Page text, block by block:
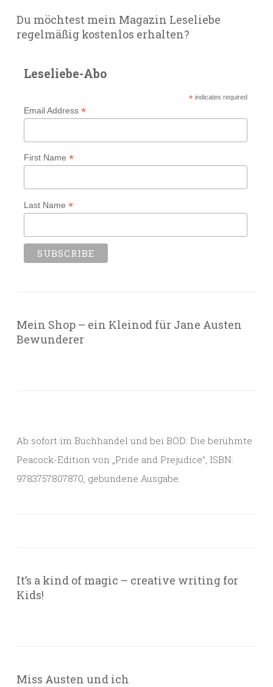
Du möchtest mein Magazin Leseliebe
regelmäßig kostenlos erhalten?
Leseliebe-Abo
*indicates required
Email Address *
First Name *
Last Name *
Mein Shop – ein Kleinod für Jane Austen
Bewunderer
Ab sofort im Buchhandel und bei BOD: Die berühmte
Peacock-Edition von „Pride and Prejudice”, ISBN:
9783757807870, gebundene Ausgabe.
It’s a kind of magic – creative writing for
Kids!
Miss Austen und ich